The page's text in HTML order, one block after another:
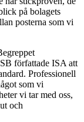
på bolagets
poster­na som vi
författade ISA att
Professionell
som vi
vi tar med oss,
och